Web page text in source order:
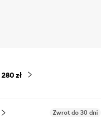
280 zł
Zwrot do 30 dni